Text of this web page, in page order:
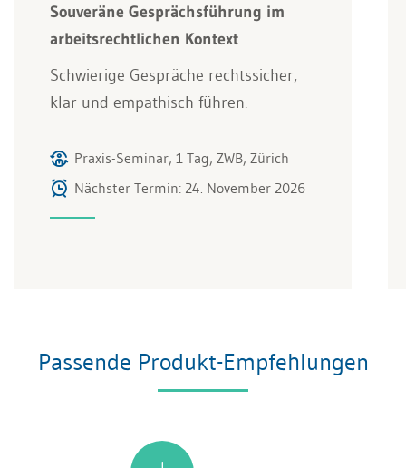
Souveräne Gesprächsführung im
arbeitsrechtlichen Kontext
Schwierige Gespräche rechtssicher,
klar und empathisch führen.
Praxis-Seminar, 1 Tag, ZWB, Zürich
Nächster Termin: 24. November 2026
Passende Produkt-Empfehlungen